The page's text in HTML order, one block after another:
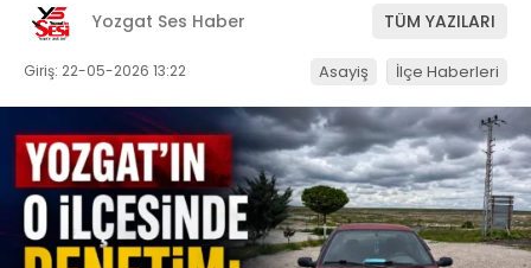
Yozgat Ses Haber TÜM YAZILARI
Giriş: 22-05-2026 13:22 Asayiş İlçe Haberleri